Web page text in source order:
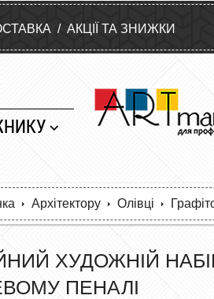
/ АКЦІЇ ТА ЗНИЖКИ
Архітектору Олівці
ХУДОЖНІЙ
ПЕНАЛІ